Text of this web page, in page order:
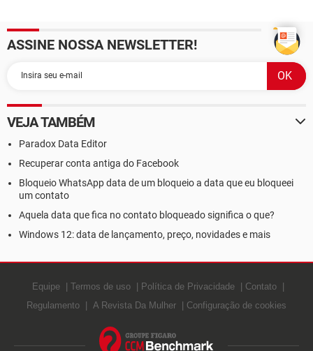
ASSINE NOSSA NEWSLETTER!
VEJA TAMBÉM
Paradox Data Editor
Recuperar conta antiga do Facebook
Bloqueio WhatsApp data de um bloqueio a data que eu bloqueei
um contato
Aquela data que fica no contato bloqueado significa o que?
Windows 12: data de lançamento, preço, novidades e mais
Equipe Termos de uso Política de Privacidade
Contato
Regulamento
A Revista Da Mulher Configuração de cookies